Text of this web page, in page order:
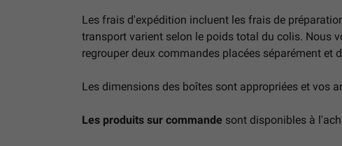
Les frais d'expédition incluent les frais de
transport varient selon le poids total du colis. Nous
regrouper deux commandes placées séparément
Les dimensions des boîtes sont appropriées et vos
Les produits sur commande sont disponibles à